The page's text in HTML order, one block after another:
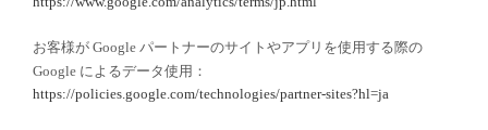
お客様が Google パートナーのサイトやアプリを使用する際の
Google によるデータ使用：
https://policies.google.com/technologies/partner-sites?hl=ja